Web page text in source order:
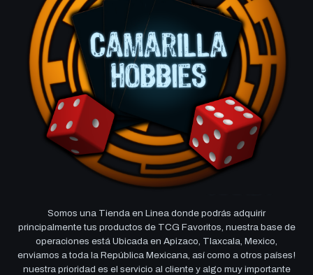
Somos una Tienda en Linea donde podrás adquirir
principalmente tus productos de TCG Favoritos, nuestra base de
operaciones está Ubicada en Apizaco, Tlaxcala, Mexico,
enviamos a toda la República Mexicana, así como a otros países!
nuestra prioridad es el servicio al cliente y algo muy importante